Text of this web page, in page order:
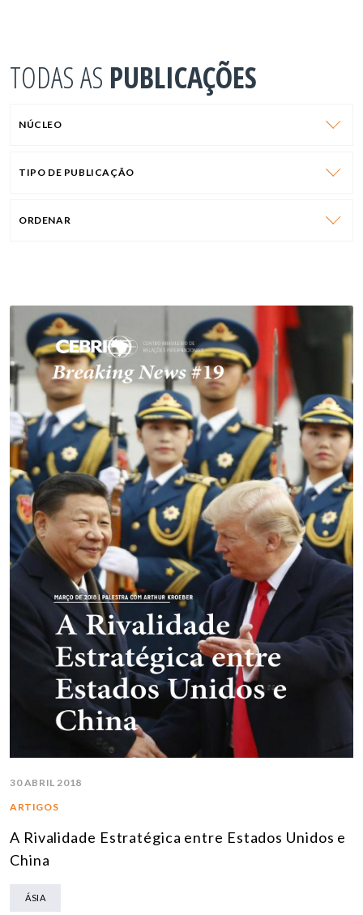
TODAS AS PUBLICAÇÕES
NÚCLEO
TIPO DE PUBLICAÇÃO
ORDENAR
30 ABRIL 2018
ARTIGOS
A Rivalidade Estratégica entre Estados Unidos e
China
ÁSIA